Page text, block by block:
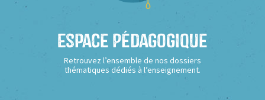
Espace Pédagogique
Retrouvez l’ensemble de nos dossiers
thématiques dédiés à l’enseignement.